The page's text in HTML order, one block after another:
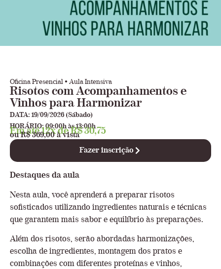
Oficina Presencial • Aula Intensiva
Risotos com Acompanhamentos e
Vinhos para Harmonizar
DATA: 19/09/2026 (Sábado)
HORÁRIO: 09:00h às 13:00h
Em até 12x de R$ 30,75
ou R$ 369,00 à vista
Fazer inscrição
Destaques da aula
Nesta aula, você aprenderá a preparar risotos
sofisticados utilizando ingredientes naturais e técnicas
que garantem mais sabor e equilíbrio às preparações.
Além dos risotos, serão abordadas harmonizações,
escolha de ingredientes, montagem dos pratos e
combinações com diferentes proteínas e vinhos,